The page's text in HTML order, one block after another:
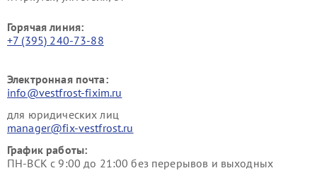
Горячая линия:
+7 (395) 240-73-88
Электронная почта:
info@vestfrost-fixim.ru
для юридических лиц
manager@fix-vestfrost.ru
График работы:
ПН-ВСК с 9:00 до 21:00 без перерывов и выходных